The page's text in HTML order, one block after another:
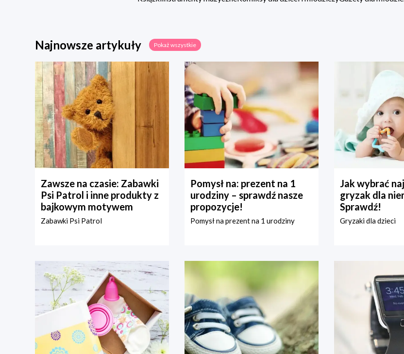
Najnowsze artykuły Pokaż wszystkie
Zawsze na czasie: Zabawki
Psi Patrol i inne produkty z
bajkowym motywem
Zabawki Psi Patrol
Pomysł na: prezent na 1
urodziny – sprawdź nasze
propozycje!
Pomysł na prezent na 1 urodziny
Jak wybrać
gryzak dla
Sprawdź!
Gryzaki dla dzieci